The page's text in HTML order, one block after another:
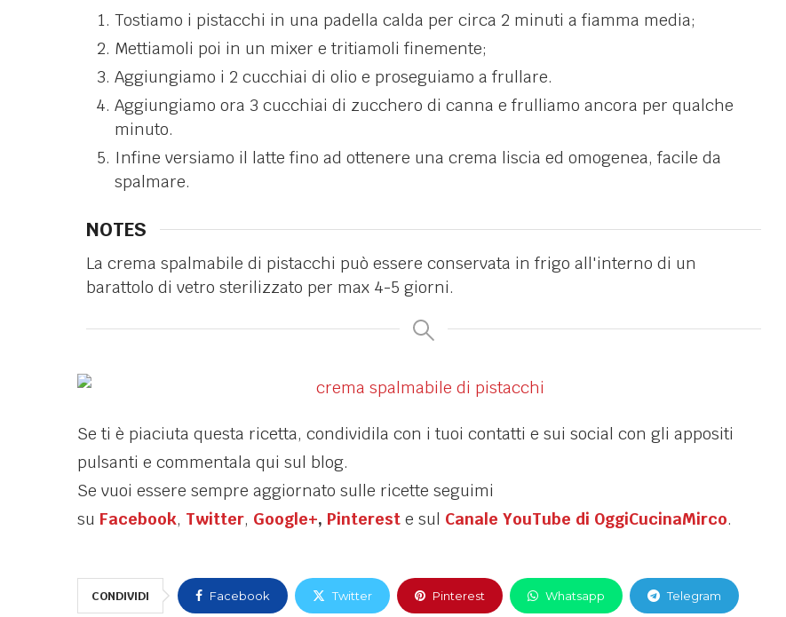
Tostiamo i pistacchi in una padella calda per circa 2 minuti a fiamma media;
Mettiamoli poi in un mixer e tritiamoli finemente;
Aggiungiamo i 2 cucchiai di olio e proseguiamo a frullare.
Aggiungiamo ora 3 cucchiai di zucchero di canna e frulliamo ancora per qualche
minuto.
Infine versiamo il latte fino ad ottenere una crema liscia ed omogenea, facile da
spalmare.
NOTES
La crema spalmabile di pistacchi può essere conservata in frigo all'interno di un
barattolo di vetro sterilizzato per max 4-5 giorni.
Se ti è piaciuta questa ricetta, condividila con i tuoi contatti e sui social con gli appositi
pulsanti e commentala qui sul blog.
Se vuoi essere sempre aggiornato sulle ricette seguimi
su Facebook, Twitter, Google+, Pinterest e sul Canale YouTube di OggiCucinaMirco.
CONDIVIDI Facebook Twitter Pinterest Whatsapp Telegram